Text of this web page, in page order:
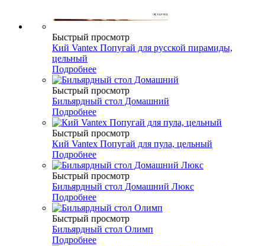
Быстрый просмотр
Кий Vantex Попугай для русской пирамиды,
цельный
Подробнее
Быстрый просмотр
Бильярдный стол Домашний
Подробнее
Быстрый просмотр
Кий Vantex Попугай для пула, цельный
Подробнее
Быстрый просмотр
Бильярдный стол Домашний Люкс
Подробнее
Быстрый просмотр
Бильярдный стол Олимп
Подробнее